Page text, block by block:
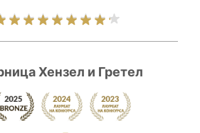
Хензел и Гретел